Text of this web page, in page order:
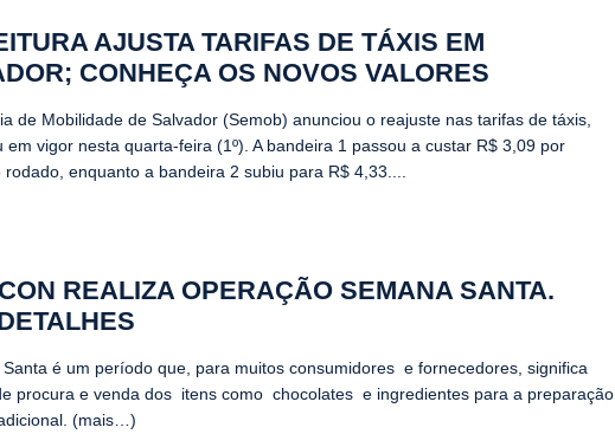
AJUSTA TARIFAS DE TÁXIS EM
CONHEÇA OS NOVOS VALORES
de Mobilidade de Salvador (Semob) anunciou o reajuste nas tarifas de táxis,
em vigor nesta quarta-feira (1º). A bandeira 1 passou a custar R$ 3,09 por
rodado, enquanto a bandeira 2 subiu para R$ 4,33....
REALIZA OPERAÇÃO SEMANA SANTA.
Santa é um período que, para muitos consumidores e fornecedores, significa
procura e venda dos itens como chocolates e ingredientes para a preparação
(mais…)